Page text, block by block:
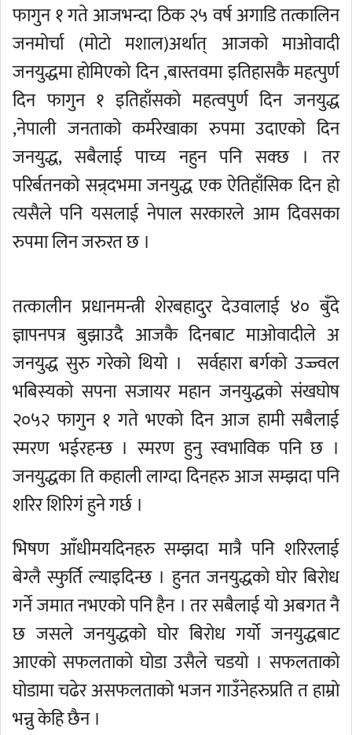
फागुन १ गते आजभन्दा ठिक २५ वर्ष अगाडि तत्कालिन
जनमोर्चा (मोटो मशाल)अर्थात् आजको माओवादी
जनयुद्धमा होमिएको दिन ,बास्तवमा इतिहासकै महत्पुर्ण
दिन फागुन १ इतिहाँसको महत्वपुर्ण दिन जनयुद्ध
,नेपाली जनताको कर्मरेखाका रुपमा उदाएको दिन
जनयुद्ध, सबैलाई पाच्य नहुन पनि सक्छ । तर
परिर्बतनको सन्र्दभमा जनयुद्ध एक ऐतिहाँसिक दिन हो
त्यसैले पनि यसलाई नेपाल सरकारले आम दिवसका
रुपमा लिन जरुरत छ ।
तत्कालीन प्रधानमन्त्री शेरबहादुर देउवालाई ४० बुँदे
ज्ञापनपत्र बुझाउदै आजकै दिनबाट माओवादीले अ
जनयुद्ध सुरु गरेको थियो । सर्वहारा बर्गको उज्ज्वल
भबिस्यको सपना सजायर महान जनयुद्धको संखघोष
२०५२ फागुन १ गते भएको दिन आज हामी सबैलाई
स्मरण भईरहन्छ । स्मरण हुनु स्वभाविक पनि छ ।
जनयुद्धका ति कहाली लाग्दा दिनहरु आज सम्झदा पनि
शरिर शिरिगं हुने गर्छ ।
भिषण आँधीमयदिनहरु सम्झदा मात्रै पनि शरिरलाई
बेग्लै स्फुर्ति ल्याइदिन्छ । हुनत जनयुद्धको घोर बिरोध
गर्ने जमात नभएको पनि हैन । तर सबैलाई यो अबगत नै
छ जसले जनयुद्धको घोर बिरोध गर्यो जनयुद्धबाट
आएको सफलताको घोडा उसैले चडयो । सफलताको
घोडामा चढेर असफलताको भजन गाउँनेहरुप्रति त हाम्रो
भन्नु केहि छैन ।